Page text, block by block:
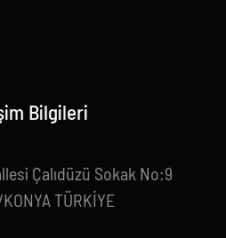
Bilgileri
Çalıdüzü Sokak No:9
TÜRKİYE